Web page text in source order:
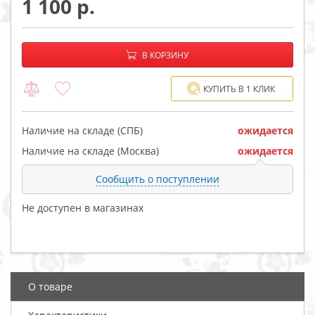
1 100
−
В КОРЗИНУ
КУПИТЬ В 1 КЛИК
Наличие на складе (СПБ)
ожидается
Наличие на складе (Москва)
ожидается
Сообщить о поступлении
Не доступен в магазинах
О товаре